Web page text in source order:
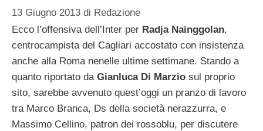
13 Giugno 2013 di Redazione
Ecco l’offensiva dell’Inter per Radja Nainggolan,
centrocampista del Cagliari accostato con insistenza
anche alla Roma nenelle ultime settimane. Stando a
quanto riportato da Gianluca Di Marzio sul proprio
sito, sarebbe avvenuto quest’oggi un pranzo di lavoro
tra Marco Branca, Ds della società nerazzurra, e
Massimo Cellino, patron dei rossoblu, per discutere